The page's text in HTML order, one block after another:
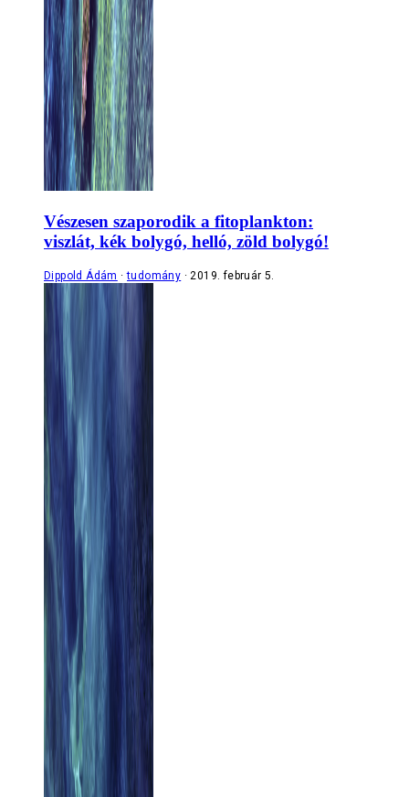
Vészesen szaporodik a fitoplankton:
viszlát, kék bolygó, helló, zöld bolygó!
Dippold Ádám tudomány 2019. február 5.